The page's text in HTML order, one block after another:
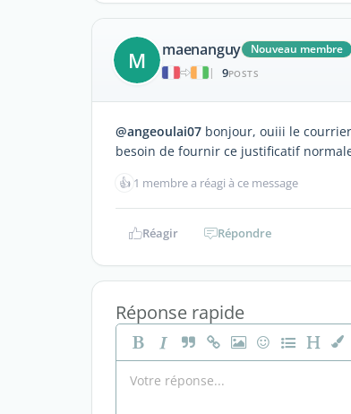
M maenanguy
Nouveau membre
|
9POSTS
@angeoulai07 bonjour, ouiii le
besoin de fournir ce justificatif
👍 1 membre a réagi à ce message
Réagir Répondre
Réponse rapide